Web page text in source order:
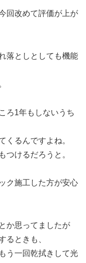
回改めて評価が上が
落としとしても機能
ろ1年もしないうち
くるんですよね。
つけるだろうと。
ク施工した方が安心
か思ってましたが
るときも、
う一回乾拭きして光